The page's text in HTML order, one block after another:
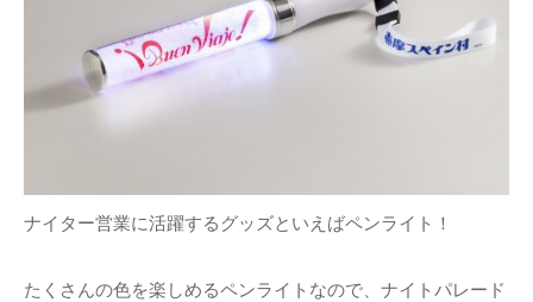
ナイター営業に活躍するグッズといえばペンライト！
たくさんの色を楽しめるペンライトなので、ナイトパレード